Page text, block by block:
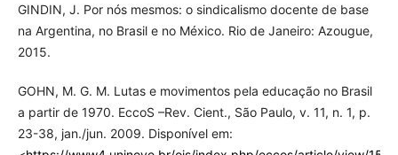
GINDIN, J. Por nós mesmos: o sindicalismo docente de base
na Argentina, no Brasil e no México. Rio de Janeiro: Azougue,
2015.
GOHN, M. G. M. Lutas e movimentos pela educação no Brasil
a partir de 1970. EccoS –Rev. Cient., São Paulo, v. 11, n. 1, p.
23-38, jan./jun. 2009. Disponível em: